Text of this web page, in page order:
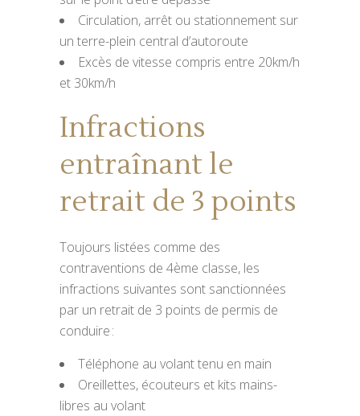
Circulation, arrêt ou stationnement sur
un terre-plein central d’autoroute
Excès de vitesse compris entre 20km/h
et 30km/h
Infractions
entraînant le
retrait de 3 points
Toujours listées comme des
contraventions de 4ème classe, les
infractions suivantes sont sanctionnées
par un retrait de 3 points de permis de
conduire :
Téléphone au volant tenu en main
Oreillettes, écouteurs et kits mains-
libres au volant